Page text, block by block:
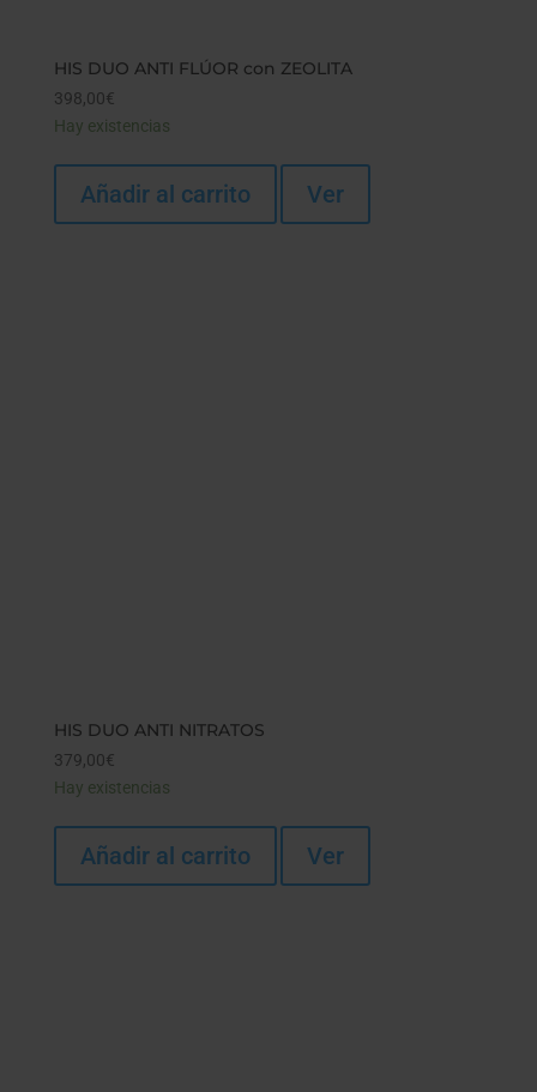
HIS DUO ANTI FLÚOR con ZEOLITA
398,00€
Hay existencias
Añadir al carrito Ver
HIS DUO ANTI NITRATOS
379,00€
Hay existencias
Añadir al carrito Ver